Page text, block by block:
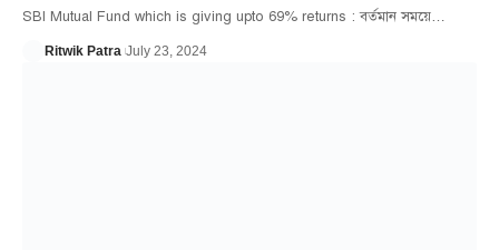
SBI Mutual Fund which is giving upto 69% returns : বর্তমান সময়ে…
Ritwik Patra July 23, 2024